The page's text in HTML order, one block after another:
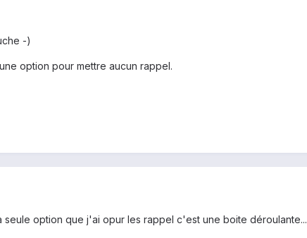
-)
option pour mettre aucun rappel.
option que j'ai opur les rappel c'est une boite déroulante...